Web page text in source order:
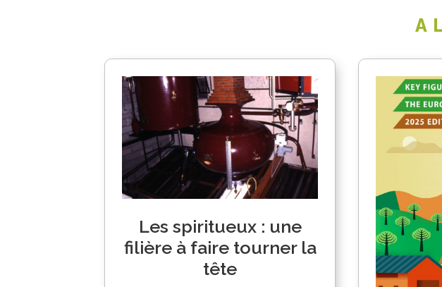
A
Les spiritueux : une
filière à faire tourner la
tête